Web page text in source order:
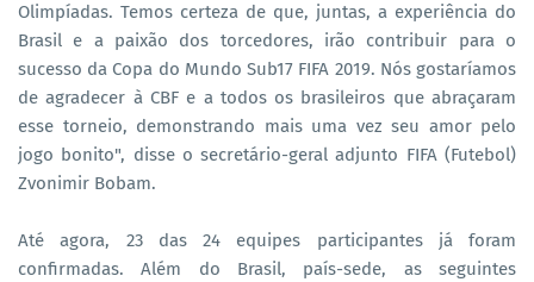
Olimpíadas. Temos certeza de que, juntas, a experiência do
Brasil e a paixão dos torcedores, irão contribuir para o
sucesso da Copa do Mundo Sub17 FIFA 2019. Nós gostaríamos
de agradecer à CBF e a todos os brasileiros que abraçaram
esse torneio, demonstrando mais uma vez seu amor pelo
jogo bonito", disse o secretário-geral adjunto FIFA (Futebol)
Zvonimir Bobam.
Até agora, 23 das 24 equipes participantes já foram
confirmadas. Além do Brasil, país-sede, as seguintes